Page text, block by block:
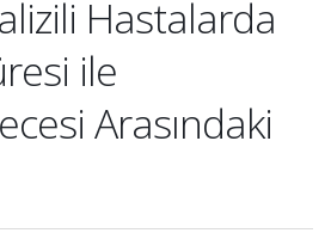
Hastalarda
ile
Arasındaki